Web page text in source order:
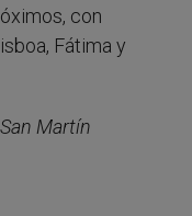
con
Fátima y
Martín